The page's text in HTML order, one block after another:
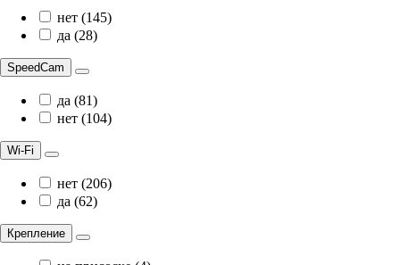
нет (145)
да (28)
SpeedCam
да (81)
нет (104)
Wi-Fi
нет (206)
да (62)
Крепление